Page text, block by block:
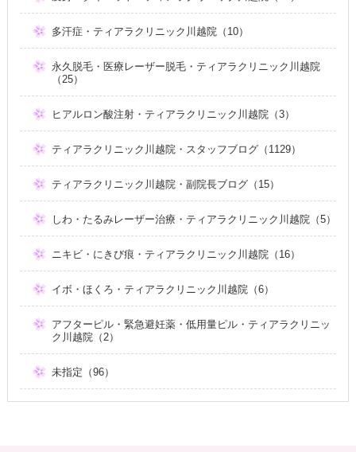
多汗症・ティアラクリニック川越院（10）
永久脱毛・医療レーザー脱毛・ティアラクリニック川越院
（25）
ヒアルロン酸注射・ティアラクリニック川越院（3）
ティアラクリニック川越院・スタッフブログ（1129）
ティアラクリニック川越院・副院長ブログ（15）
しわ・たるみレーザー治療・ティアラクリニック川越院（5）
ニキビ・にきび痕・ティアラクリニック川越院（16）
イボ・ほくろ・ティアラクリニック川越院（6）
アフターピル・緊急避妊薬・低用量ピル・ティアラクリニッ
ク川越院（2）
未指定（96）